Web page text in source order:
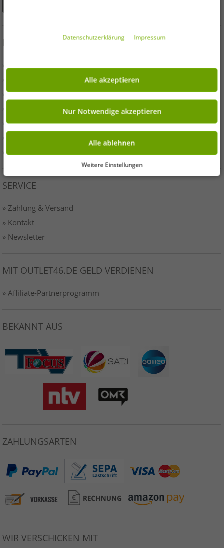
INFORMATIONEN
» Unternehmen
» Ihre Vorteile
» Originalware und Auszeichnungen Outlet46
» Presse
» AGB
» Datenschutz
» Impressum-o46
SERVICE
» Zahlung & Versand
» Kontakt
» Newsletter
MIT OUTLET46.DE GELD VERDIENEN
» Affiliate-Partnerprogramm
BEKANNT AUS
ZAHLUNGSARTEN
WIR VERSCHICKEN MIT
Daten­schutz­erklärung Impressum
Alle akzeptieren
Nur Notwendige akzeptieren
Alle ablehnen
Weitere Einstellungen